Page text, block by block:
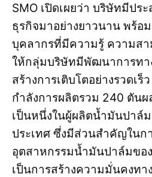
SMO เปิดเผยว่า บริษัทมีปร
ธุรกิจมาอย่างยาวนาน พร้อ
บุคลากรที่มีความรู้ ความสา
ให้กลุ่มบริษัทมีพัฒนาการทา
สร้างการเติบโตอย่างรวดเร็
กำลังการผลิตรวม 240 ตัน
เป็นหนึ่งในผู้ผลิตน้ำมันปาล์
ประเทศ ซึ่งมีส่วนสำคัญในก
อุตสาหกรรมน้ำมันปาล์มขอ
เป็นการสร้างความมั่นคงทา